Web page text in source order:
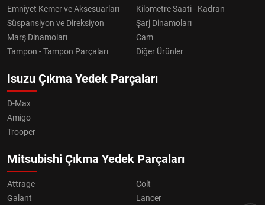
Emniyet Kemer ve Aksesuarları
Kilometre Saati - Kadran
Süspansiyon ve Direksiyon
Şarj Dinamoları
Marş Dinamoları
Cam
Tampon - Tampon Parçaları
Diğer Ürünler
Isuzu Çıkma Yedek Parçaları
D-Max
Amigo
Trooper
Mitsubishi Çıkma Yedek Parçaları
Attrage
Colt
Galant
Lancer